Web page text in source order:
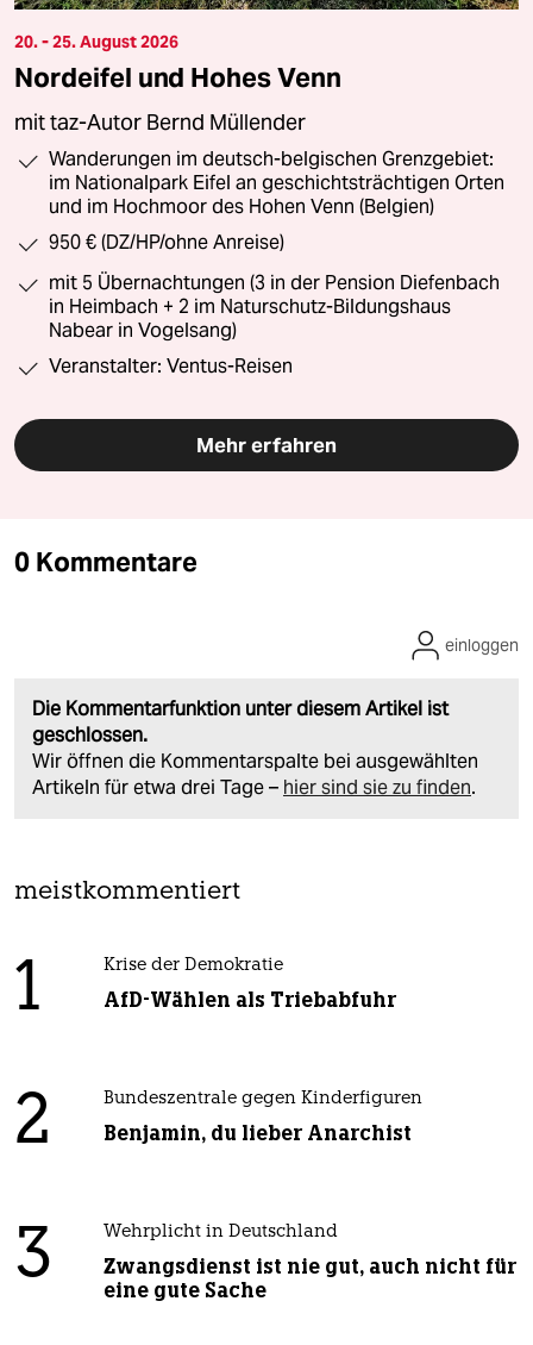
20. - 25. August 2026
Nordeifel und Hohes Venn
mit taz-Autor Bernd Müllender
Wanderungen im deutsch-belgischen Grenzgebiet:
im Nationalpark Eifel an geschichtsträchtigen Orten
und im Hochmoor des Hohen Venn (Belgien)
950 € (DZ/HP/ohne Anreise)
mit 5 Übernachtungen (3 in der Pension Diefenbach
in Heimbach + 2 im Naturschutz-Bildungshaus
Nabear in Vogelsang)
Veranstalter: Ventus-Reisen
Mehr erfahren
0 Kommentare
Die Kommentarfunktion unter diesem Artikel ist
geschlossen.
Wir öffnen die Kommentarspalte bei ausgewählten
Artikeln für etwa drei Tage – hier sind sie zu finden.
einloggen
meistkommentiert
1 Krise der Demokratie
AfD-Wählen als Triebabfuhr
2 Bundeszentrale gegen Kinderfiguren
Benjamin, du lieber Anarchist
3 Wehrplicht in Deutschland
Zwangsdienst ist nie gut, auch nicht für
eine gute Sache